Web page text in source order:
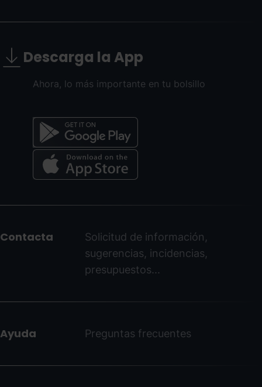
Descarga la App
Ahora, lo más importante en tu bolsillo
del
-
ordinoarcalis.com
Contacta
Solicitud de información,
sugerencias, incidencias,
presupuestos...
Ayuda Preguntas frecuentes